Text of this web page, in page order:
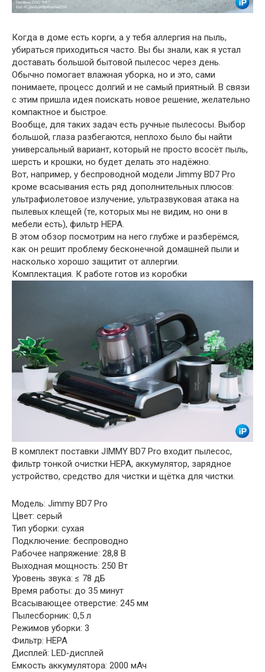
Когда в доме есть корги, а у тебя аллергия на пыль,
убираться приходиться часто. Вы бы знали, как я устал
доставать большой бытовой пылесос через день.
Обычно помогает влажная уборка, но и это, сами
понимаете, процесс долгий и не самый приятный. В связи
с этим пришла идея поискать новое решение, желательно
компактное и быстрое.
Вообще, для таких задач есть ручные пылесосы. Выбор
большой, глаза разбегаются, неплохо было бы найти
универсальный вариант, который не просто всосёт пыль,
шерсть и крошки, но будет делать это надёжно.
Вот, например, у беспроводной модели Jimmy BD7 Pro
кроме всасывания есть ряд дополнительных плюсов:
ультрафиолетовое излучение, ультразвуковая атака на
пылевых клещей (те, которых мы не видим, но они в
мебели есть), фильтр HEPA.
В этом обзор посмотрим на него глубже и разберёмся,
как он решит проблему бесконечной домашней пыли и
насколько хорошо защитит от аллергии.
Комплектация. К работе готов из коробки
В комплект поставки JIMMY BD7 Pro входит пылесос,
фильтр тонкой очистки HEPA, аккумулятор, зарядное
устройство, средство для чистки и щётка для чистки.
Модель: Jimmy BD7 Pro
Цвет: серый
Тип уборки: сухая
Подключение: беспроводно
Рабочее напряжение: 28,8 В
Выходная мощность: 250 Вт
Уровень звука: ≤ 78 дБ
Время работы: до 35 минут
Всасывающее отверстие: 245 мм
Пылесборник: 0,5 л
Режимов уборки: 3
Фильтр: HEPA
Дисплей: LED‑дисплей
Емкость аккумулятора: 2000 мАч